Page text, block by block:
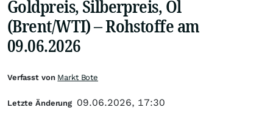
Goldpreis, Silberpreis, Öl
(Brent/WTI) – Rohstoffe am
09.06.2026
Verfasst von Markt Bote
Letzte Änderung 09.06.2026, 17:30